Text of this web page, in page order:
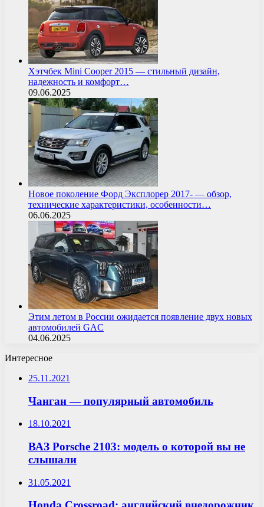
Хэтчбек Mini Cooper 2015 — стильный дизайн,
надежность и комфорт…
09.06.2025
Новое поколение Форд Эксплорер 2017- — обзор,
технические характеристики, особенности…
06.06.2025
Этим летом в России ожидается появление двух новых
автомобилей GAC
04.06.2025
Интересное
25.11.2021
Чанган — популярный автомобиль
18.10.2021
ВАЗ Porsche 2103: модель о которой вы не
слышали
31.05.2021